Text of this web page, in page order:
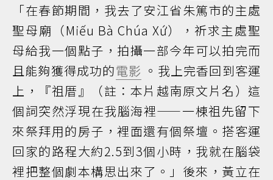
「在春節期間，我去了安江省朱篤市的主處
聖母廟（Miếu Bà Chúa Xứ），祈求主處聖
母給我一個點子，拍攝一部今年可以拍完而
且能夠獲得成功的電影 。我上完香回到客運
上，『祖厝』（註：本片越南原文片名）這
個詞突然浮現在我腦海裡——一棟祖先留下
來祭拜用的房子，裡面還有個祭壇。搭客運
回家的路程大約2.5到3個小時，我就在腦袋
裡把整個劇本構思出來了。」後來，黃立在